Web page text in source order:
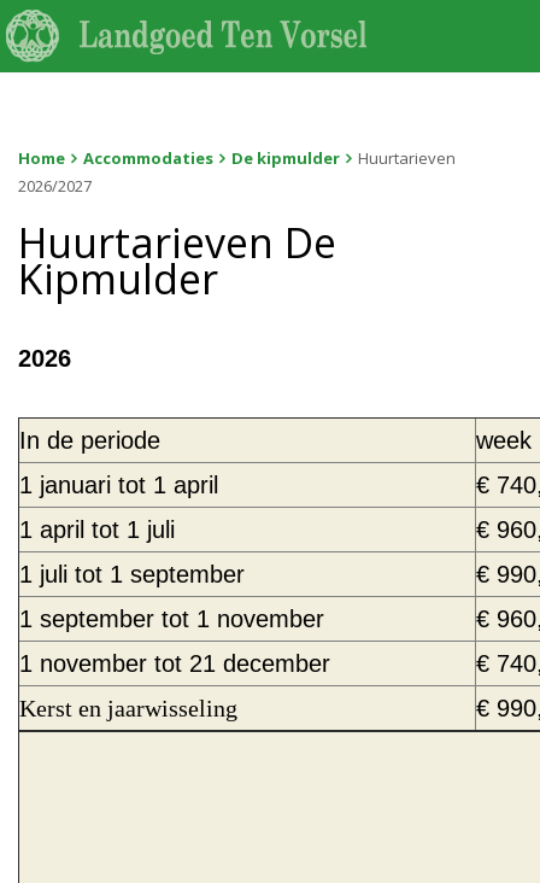
Home Accommodaties De kipmulder
Huurtarieven
2026/2027
Huurtarieven De
Kipmulder
2026
In de periode
week
1 januari tot 1 april
€
1 april tot 1 juli
€
1 juli tot 1 september
€
1 september tot 1 november
€
1 november tot 21 december
€
Kerst en jaarwisseling
€